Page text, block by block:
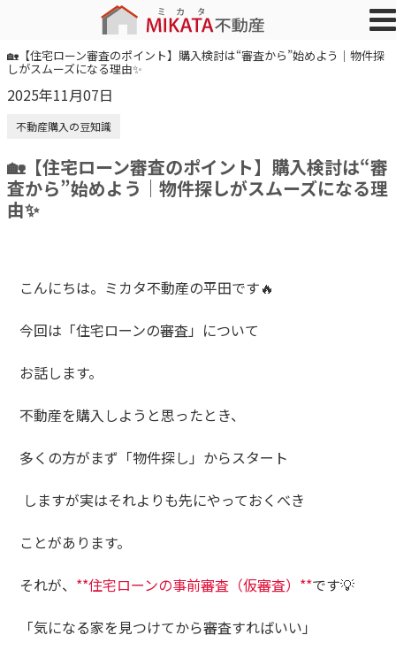
🏡【住宅ローン審査のポイント】購入検討は“審査から”始めよう｜物件探
しがスムーズになる理由✨
2025年11月07日
不動産購入の豆知識
🏡【住宅ローン審査のポイント】購入検討は“審
査から”始めよう｜物件探しがスムーズになる理
由✨
こんにちは。ミカタ不動産の平田です🔥
今回は「住宅ローンの審査」について
お話します。
不動産を購入しようと思ったとき、
多くの方がまず「物件探し」からスタート
しますが実はそれよりも先にやっておくべき
ことがあります。
それが、 **住宅ローンの事前審査（仮審査）**です💡
「気になる家を見つけてから審査すればいい」